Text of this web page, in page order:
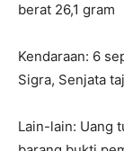
berat 26,1 gram
Kendaraan: 6
Sigra, Senjata
Lain-lain: Uang